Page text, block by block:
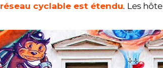
réseau cyclable est étendu. Les